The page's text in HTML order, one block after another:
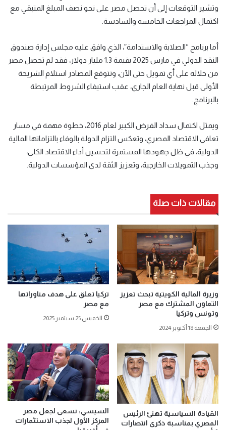
وتشير التوقعات إلى أن تحصل مصر على نحو نصف المبلغ المتبقي مع
اكتمال المراجعات الخامسة والسادسة.
أما برنامج “الصلابة والاستدامة”، الذي وافق عليه مجلس إدارة صندوق
النقد الدولي في مارس 2025 بقيمة 1.3 مليار دولار، فقد لم تحصل مصر
من خلاله على أي تمويل حتى الآن، وتتوقع المصادر استلام الشريحة
الأولى قبل نهاية العام الجاري، عقب استيفاء الشروط المرتبطة
بالبرنامج.
ويمثل اكتمال سداد القرض الكبير لعام 2016، خطوة مهمة في مسار
تعافي الاقتصاد المصري، وتعكس التزام الدولة بالوفاء بالتزاماتها المالية
الدولية، في ظل جهودها المستمرة لتحسين أداء الاقتصاد الكلي،
وجذب التمويلات الخارجية، وتعزيز الثقة لدى المؤسسات الدولية.
مقالات ذات صلة
وزيرة المالية الكويتية تبحث تعزيز
التعاون المشترك مع مصر
وتونس وتركيا
الجمعة 18 أكتوبر 2024
تركيا تعلق على هدف مناوراتها
مع مصر
الخميس 25 سبتمبر 2025
القيادة السياسية تهنئ الرئيس
المصري بمناسبة ذكرى انتصارات
السيسي: نسعى لجعل مصر
المركز الأول لجذب الاستثمارات